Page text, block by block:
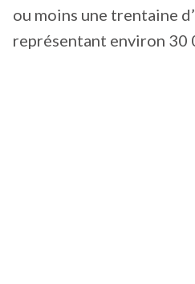
ou moins une trentaine
représentant environ 30